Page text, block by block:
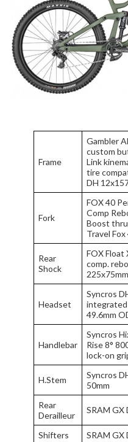
Frame
Gambler
custom
Link
tire
DH
Fork
FOX 40
Comp
Boost
Travel
Rear
Shock
FOX Float
comp.
225x75mm
Headset
Syncros
integrated
49.6mm
Handlebar
Syncros
Rise 8°
lock-on
H.Stem
Syncros
50mm
Rear
Derailleur
SRAM GX
Shifters SRAM GX